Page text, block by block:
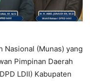
Nasional (Munas) yang
Pimpinan Daerah
LDII) Kabupaten